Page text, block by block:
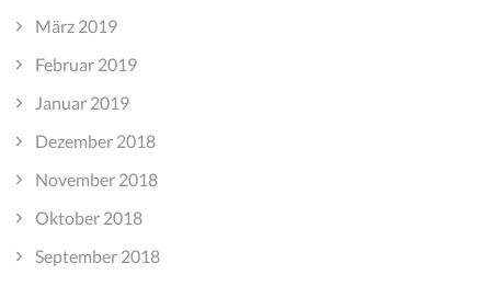
März 2019
Februar 2019
Januar 2019
Dezember 2018
November 2018
Oktober 2018
September 2018